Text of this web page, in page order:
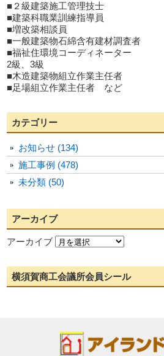
■２級建築施工管理技士
■建築科職業訓練指導員
■増改築相談員
■一般建築物石綿含有建材調査者
■福祉住環境コーディネーター
2級、3級
■木造建築物組立作業主任者
■足場組立作業主任者 など
カテゴリー
お知らせ (134)
施工事例 (478)
未分類 (50)
アーカイブ
アーカイブ
横須賀商工会議所会員シール